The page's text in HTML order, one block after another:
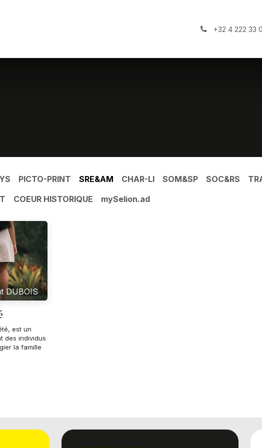
+32 4 222 33
PICTO-PRINT SRE&AM CHAR-LI SOM&SP SOC&RS
COEUR HISTORIQUE mySelion.ad
DUBOIS
est un
des individus
la famille